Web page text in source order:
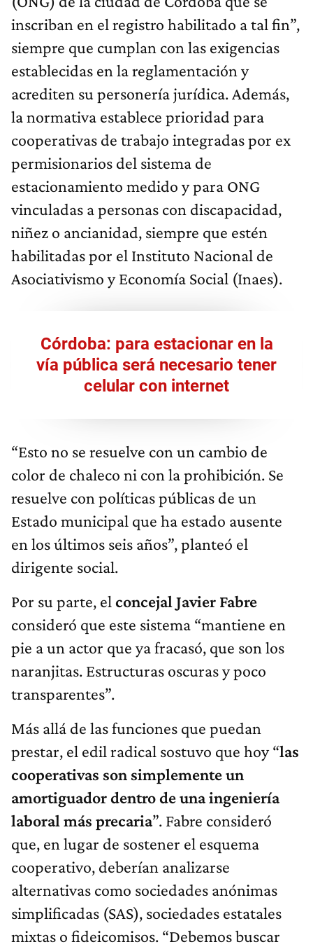
inscriban en el registro habilitado a tal fin”,
siempre que cumplan con las exigencias
establecidas en la reglamentación y
acrediten su personería jurídica. Además,
la normativa establece prioridad para
cooperativas de trabajo integradas por ex
permisionarios del sistema de
estacionamiento medido y para ONG
vinculadas a personas con discapacidad,
niñez o ancianidad, siempre que estén
habilitadas por el Instituto Nacional de
Asociativismo y Economía Social (Inaes).
Córdoba: para estacionar en la
vía pública será necesario tener
celular con internet
“Esto no se resuelve con un cambio de
color de chaleco ni con la prohibición. Se
resuelve con políticas públicas de un
Estado municipal que ha estado ausente
en los últimos seis años”, planteó el
dirigente social.
Por su parte, el concejal Javier Fabre
consideró que este sistema “mantiene en
pie a un actor que ya fracasó, que son los
naranjitas. Estructuras oscuras y poco
transparentes”.
Más allá de las funciones que puedan
prestar, el edil radical sostuvo que hoy “las
cooperativas son simplemente un
amortiguador dentro de una ingeniería
laboral más precaria”. Fabre consideró
que, en lugar de sostener el esquema
cooperativo, deberían analizarse
alternativas como sociedades anónimas
simplificadas (SAS), sociedades estatales
mixtas o fideicomisos. “Debemos buscar